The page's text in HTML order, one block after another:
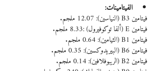
الفيتامينات:
فيتامين B3 (النياسين): 12.07 ملجم.
فيتامين E (ألفا توكوفيرول) :8.33 ملجم.
فيتامين B1 (الثيامين): 0.64 ملجم.
فيتامين B6 (البيريدوكسين): 0.35 ملجم.
فيتامين B2 (الريبوفلافين): 0.14 ملجم.